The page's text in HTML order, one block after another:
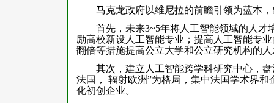
马克龙政府以维尼拉的前瞻引领为蓝本，
首先，未来3~5年将人工智能领域的人才
励高校新设人工智能专业；提高人工智能专
翻倍等措施提高公立大学和公立研究机构的
其次，建立人工智能跨学科研究中心，盘
法国， 辐射欧洲”为格局，集中法国学术界
化初创企业。